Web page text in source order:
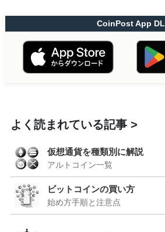
CoinPost App DL
よく読まれている記事
仮想通貨を種類別に解説
アルトコイン一覧
ビットコインの買い方
始め方手順と注意点